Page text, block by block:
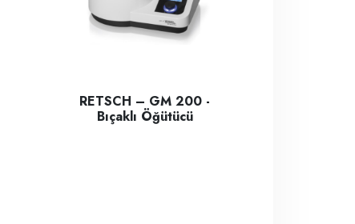
RETSCH – GM 200 -
Bıçaklı Öğütücü